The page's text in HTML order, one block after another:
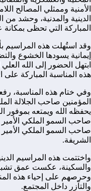
الأمنية وممثلي المصالح
الدينية والمدنية، وحشد من
المباركة التي تحظى
وقد استُهلت هذه المراسيم
إيمانية يسودها الخشوع
ابتهل الحضور إلى الله
هذه المناسبة المباركة على
وفي ختام هذه المناسبة،
المؤمنين صاحب الجلالة
يحفظه الله ويمتعه بموفور
صاحب السمو الملكي
صاحب السمو الملكي الأمير
الشريفة.
واختتمت هذه المراسيم
والسكينة، عكست عمق تشبث
وحرصهم على إحياء هذه
والتآزر داخل المجتمع.